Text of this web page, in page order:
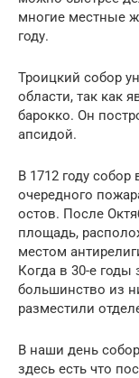
многие местные
году.
Троицкий собор
области, так как
барокко. Он
апсидой.
В 1712 году
очередного
остов. После
площадь,
местом
Когда в 30-е годы
большинство из
разместили
В наши день
здесь есть что